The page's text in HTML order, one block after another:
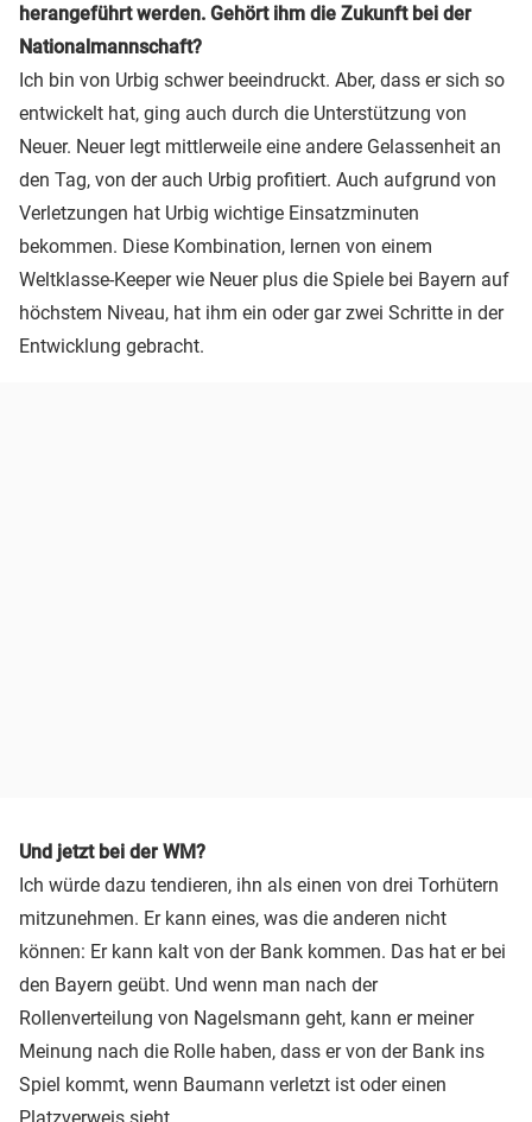
herangeführt werden. Gehört ihm die Zukunft bei der
Nationalmannschaft?
Ich bin von Urbig schwer beeindruckt. Aber, dass er sich so
entwickelt hat, ging auch durch die Unterstützung von
Neuer. Neuer legt mittlerweile eine andere Gelassenheit an
den Tag, von der auch Urbig profitiert. Auch aufgrund von
Verletzungen hat Urbig wichtige Einsatzminuten
bekommen. Diese Kombination, lernen von einem
Weltklasse-Keeper wie Neuer plus die Spiele bei Bayern auf
höchstem Niveau, hat ihm ein oder gar zwei Schritte in der
Entwicklung gebracht.
Und jetzt bei der WM?
Ich würde dazu tendieren, ihn als einen von drei Torhütern
mitzunehmen. Er kann eines, was die anderen nicht
können: Er kann kalt von der Bank kommen. Das hat er bei
den Bayern geübt. Und wenn man nach der
Rollenverteilung von Nagelsmann geht, kann er meiner
Meinung nach die Rolle haben, dass er von der Bank ins
Spiel kommt, wenn Baumann verletzt ist oder einen